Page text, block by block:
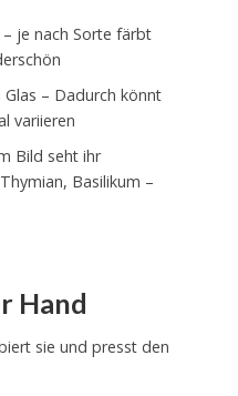
je nach Sorte färbt
– Dadurch könnt
variieren
Bild seht ihr
Basilikum –
Hand
sie und presst den